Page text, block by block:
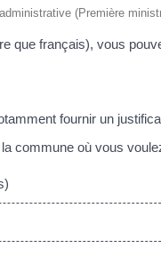
(Première
que français), vous
fournir un
commune où vous